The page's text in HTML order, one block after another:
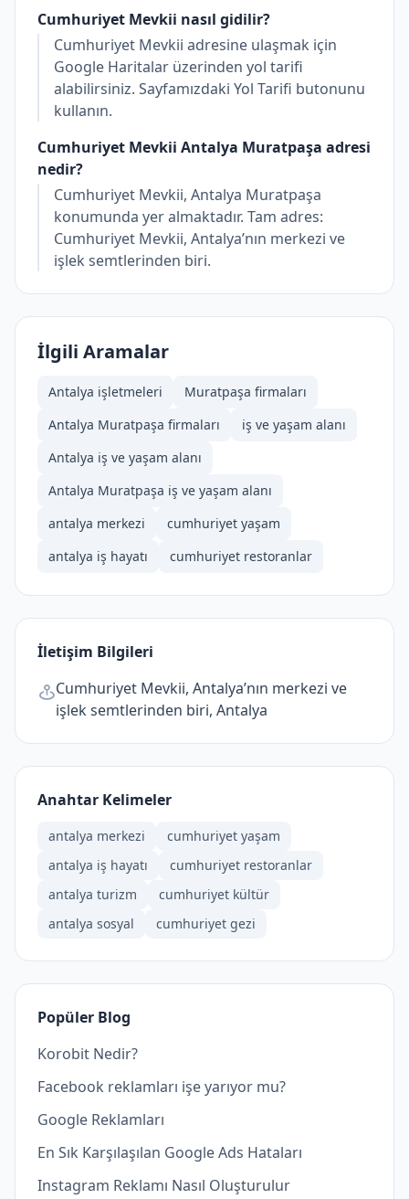
Cumhuriyet Mevkii nasıl gidilir?
Cumhuriyet Mevkii adresine ulaşmak için
Google Haritalar üzerinden yol tarifi
alabilirsiniz. Sayfamızdaki Yol Tarifi butonunu
kullanın.
Cumhuriyet Mevkii Antalya Muratpaşa adresi
nedir?
Cumhuriyet Mevkii, Antalya Muratpaşa
konumunda yer almaktadır. Tam adres:
Cumhuriyet Mevkii, Antalya’nın merkezi ve
işlek semtlerinden biri.
İlgili Aramalar
Antalya işletmeleri
Muratpaşa firmaları
Antalya Muratpaşa firmaları
i̇ş ve yaşam alanı
Antalya i̇ş ve yaşam alanı
Antalya Muratpaşa i̇ş ve yaşam alanı
antalya merkezi
cumhuriyet yaşam
antalya iş hayatı
cumhuriyet restoranlar
İletişim Bilgileri
Cumhuriyet Mevkii, Antalya’nın merkezi ve
işlek semtlerinden biri, Antalya
Anahtar Kelimeler
antalya merkezi
cumhuriyet yaşam
antalya iş hayatı
cumhuriyet restoranlar
antalya turizm
cumhuriyet kültür
antalya sosyal
cumhuriyet gezi
Popüler Blog
Korobit Nedir?
Facebook reklamları işe yarıyor mu?
Google Reklamları
En Sık Karşılaşılan Google Ads Hataları
Instagram Reklamı Nasıl Oluşturulur